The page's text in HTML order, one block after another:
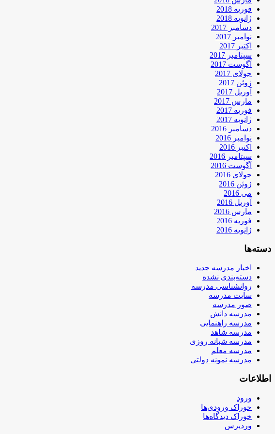
فوریه 2018
ژانویه 2018
دسامبر 2017
نوامبر 2017
اکتبر 2017
سپتامبر 2017
آگوست 2017
جولای 2017
ژوئن 2017
آوریل 2017
مارس 2017
فوریه 2017
ژانویه 2017
دسامبر 2016
نوامبر 2016
اکتبر 2016
سپتامبر 2016
آگوست 2016
جولای 2016
ژوئن 2016
می 2016
آوریل 2016
مارس 2016
فوریه 2016
ژانویه 2016
دسته‌ها
اخبار مدرسه جدید
دسته‌بندی نشده
روانشناسی مدرسه
سایت مدرسه
صور مدرسه
مدرسه دانش
مدرسه راهنمایی
مدرسه شاهد
مدرسه شبانه روزی
مدرسه معلم
مدرسه نمونه دولتی
اطلاعات
ورود
خوراک ورودی‌ها
خوراک دیدگاه‌ها
وردپرس